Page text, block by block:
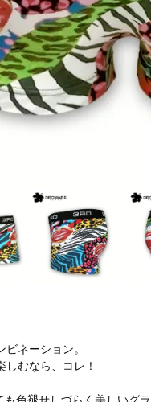
ネーション。
むなら、コレ！